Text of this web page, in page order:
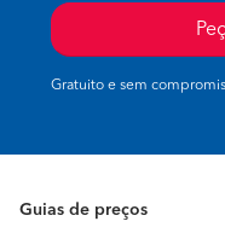
Gratuito e sem
Guias de preços